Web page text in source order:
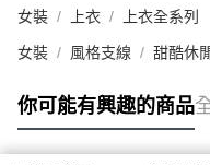
女裝 上衣 上衣全系列
女裝 風格支線 甜酷休
你可能有興趣的商品